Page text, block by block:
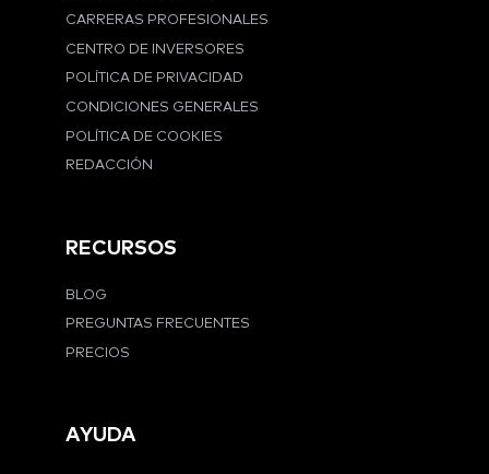
CARRERAS PROFESIONALES
CENTRO DE INVERSORES
POLÍTICA DE PRIVACIDAD
CONDICIONES GENERALES
POLÍTICA DE COOKIES
REDACCIÓN
RECURSOS
BLOG
PREGUNTAS FRECUENTES
PRECIOS
AYUDA